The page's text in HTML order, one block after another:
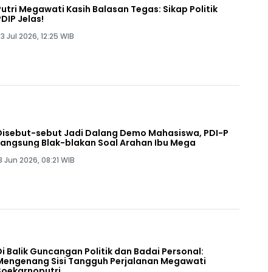
Megawati Kasih Balasan Tegas: Sikap Politik
Jelas!
Jul 2026, 12:25 WIB
sebut Jadi Dalang Demo Mahasiswa, PDI-P
Blak-blakan Soal Arahan Ibu Mega
Jun 2026, 08:21 WIB
Balik Guncangan Politik dan Badai Personal:
Sisi Tangguh Perjalanan Megawati